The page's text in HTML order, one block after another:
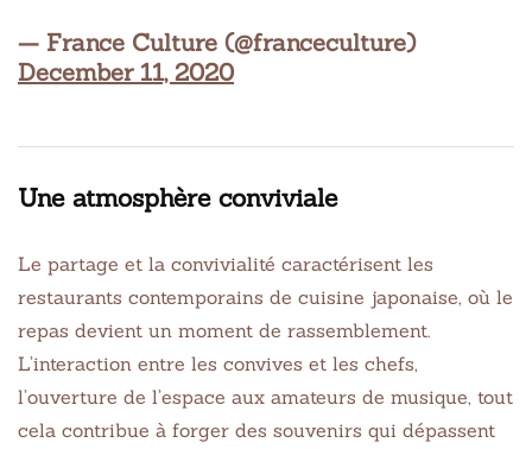
— France Culture (@franceculture)
December 11, 2020
Une atmosphère conviviale
Le partage et la convivialité caractérisent les
restaurants contemporains de cuisine japonaise, où le
repas devient un moment de rassemblement.
L’interaction entre les convives et les chefs,
l’ouverture de l’espace aux amateurs de musique, tout
cela contribue à forger des souvenirs qui dépassent